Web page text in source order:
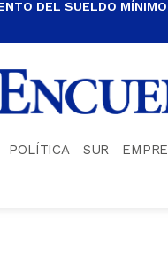
DEL SUELDO
POLÍTICA SUR